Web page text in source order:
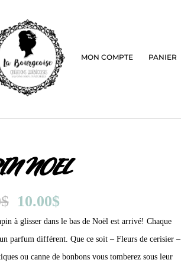
MON COMPTE PANIER
NOEL
$ Le
prix
initial
était :
10.00$Le
prix
actuel
est :
à glisser dans le bas de Noël est arrivé! Chaque
parfum différent. Que ce soit – Fleurs de cerisier –
ou canne de bonbons vous tomberez sous leur